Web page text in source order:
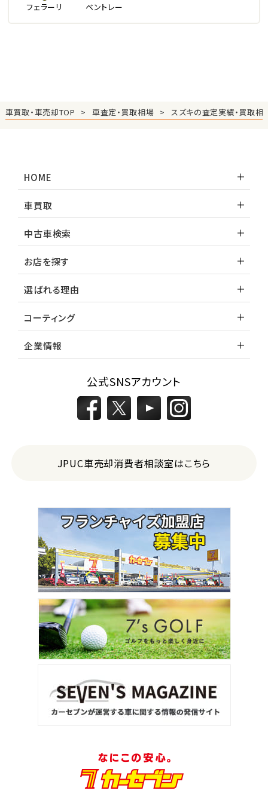
フェラーリ ベントレー
車買取・車売却TOP 車査定・買取相場 スズキの査定実績・買取相
HOME
車買取
中古車検索
お店を探す
選ばれる理由
コーティング
企業情報
公式SNSアカウント
JPUC車売却消費者相談室はこちら